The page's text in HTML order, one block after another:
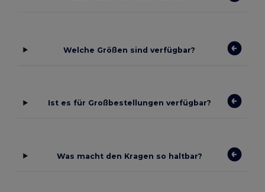
Welche Größen sind verfügbar?
Ist es für Großbestellungen verfügbar?
Was macht den Kragen so haltbar?